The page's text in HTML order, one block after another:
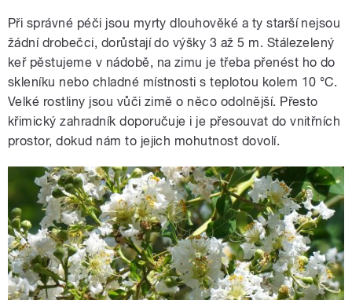
Při správné péči jsou myrty dlouhověké a ty starší nejsou
žádní drobečci, dorůstají do výšky 3 až 5 m. Stálezelený
keř pěstujeme v nádobě, na zimu je třeba přenést ho do
skleníku nebo chladné místnosti s teplotou kolem 10 °C.
Velké rostliny jsou vůči zimě o něco odolnější. Přesto
křimický zahradník doporučuje i je přesouvat do vnitřních
prostor, dokud nám to jejich mohutnost dovolí.